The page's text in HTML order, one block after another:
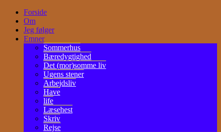
Forside
Om
Jeg følger
Emner
Sommerhus
Bæredygtighed
Det (mor)somme liv
Ugens stener
Arbejdsliv
Have
life
Læsehest
Skriv
Rejse